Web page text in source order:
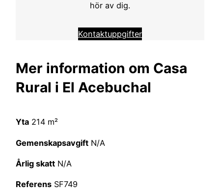
hör av dig.
Kontaktuppgifter
Mer information om Casa
Rural i El Acebuchal
Yta 214 m²
Gemenskapsavgift N/A
Årlig skatt N/A
Referens SF749